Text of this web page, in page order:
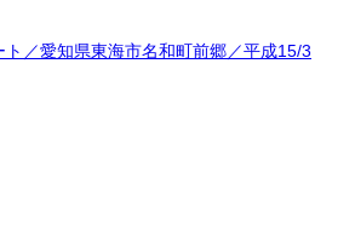
／愛知県東海市名和町前郷／平成15/3